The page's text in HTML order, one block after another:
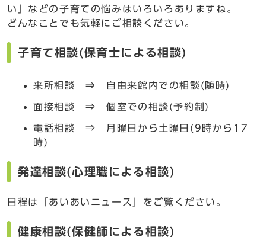
い」などの子育ての悩みはいろいろありますね。
どんなことでも気軽にご相談ください。
子育て相談(保育士による相談)
来所相談 ⇒ 自由来館内での相談(随時)
面接相談 ⇒ 個室での相談(予約制)
電話相談 ⇒ 月曜日から土曜日(9時から17
時)
発達相談(心理職による相談)
日程は「あいあいニュース」をご覧ください。
健康相談(保健師による相談)